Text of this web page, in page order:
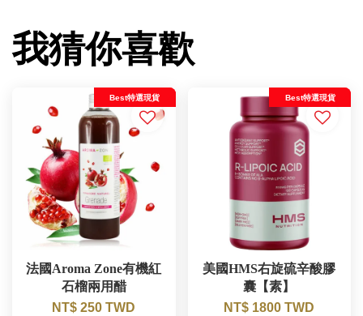
我猜你喜歡
Best特選現貨
法國Aroma Zone有機紅
石榴兩用醋
NT$ 250 TWD
Best特選現貨
美國HMS右旋硫辛酸膠
囊【素】
NT$ 1800 TWD